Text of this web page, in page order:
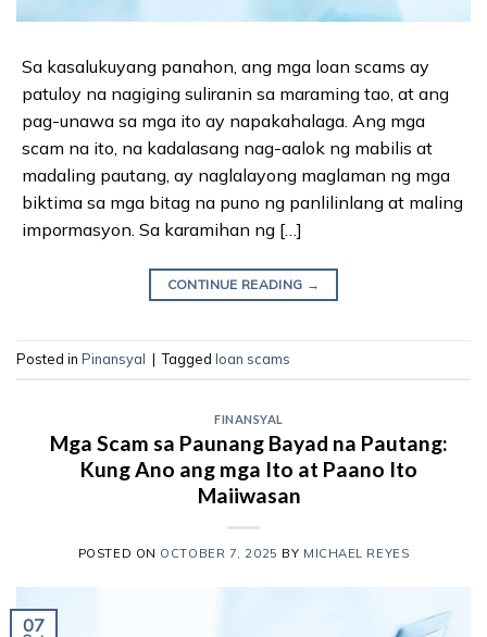
Sa kasalukuyang panahon, ang mga loan scams ay
patuloy na nagiging suliranin sa maraming tao, at ang
pag-unawa sa mga ito ay napakahalaga. Ang mga
scam na ito, na kadalasang nag-aalok ng mabilis at
madaling pautang, ay naglalayong maglaman ng mga
biktima sa mga bitag na puno ng panlilinlang at maling
impormasyon. Sa karamihan ng […]
CONTINUE READING →
Posted in Pinansyal | Tagged loan scams
FINANSYAL
Mga Scam sa Paunang Bayad na Pautang:
Kung Ano ang mga Ito at Paano Ito
Maiiwasan
POSTED ON OCTOBER 7, 2025 BY MICHAEL REYES
07